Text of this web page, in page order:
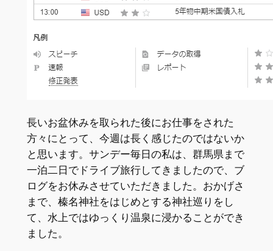
長いお盆休みを取られた後にお仕事をされた
方々にとって、今週は長く感じたのではないか
と思います。サンデー毎日の私は、群馬県まで
一泊二日でドライブ旅行してきましたので、ブ
ログをお休みさせていただきました。おかげさ
まで、榛名神社をはじめとする神社巡りをし
て、水上ではゆっくり温泉に浸かることができ
ました。